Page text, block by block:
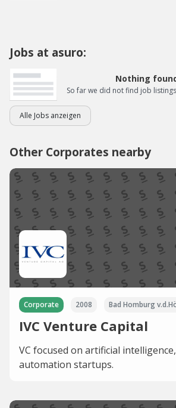
Jobs at asuro:
Nothing
So far we did not find job
Alle Jobs anzeigen
Other Corporates nearby
Corporate 2008 Bad Homburg
IVC Venture Capital
VC focused on artificial
automation startups.